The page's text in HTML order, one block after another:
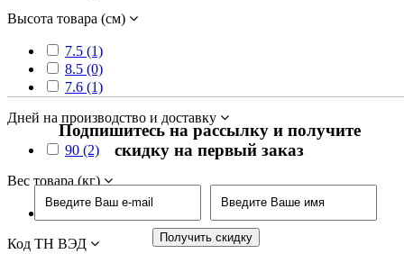
Подпишитесь на рассылку и получите
скидку на первый заказ
Высота товара (см)
7.5 (1)
8.5 (0)
7.6 (1)
Дней на производство и доставку
90 (2)
Вес товара (кг)
0.505 (0)
Код ТН ВЭД